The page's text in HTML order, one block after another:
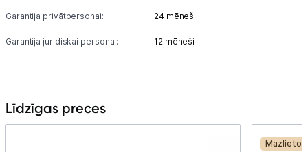
Garantija privātpersonai: 24 mēneši
Garantija juridiskai personai: 12 mēneši
Līdzīgas preces